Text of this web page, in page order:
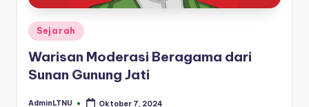
Posted
in
Sejarah
Warisan Moderasi Beragama dari
Sunan Gunung Jati
AdminLTNU Oktober 7, 2024